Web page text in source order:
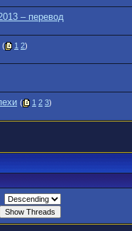
– перевод
( 1 2)
( 1 2 3)